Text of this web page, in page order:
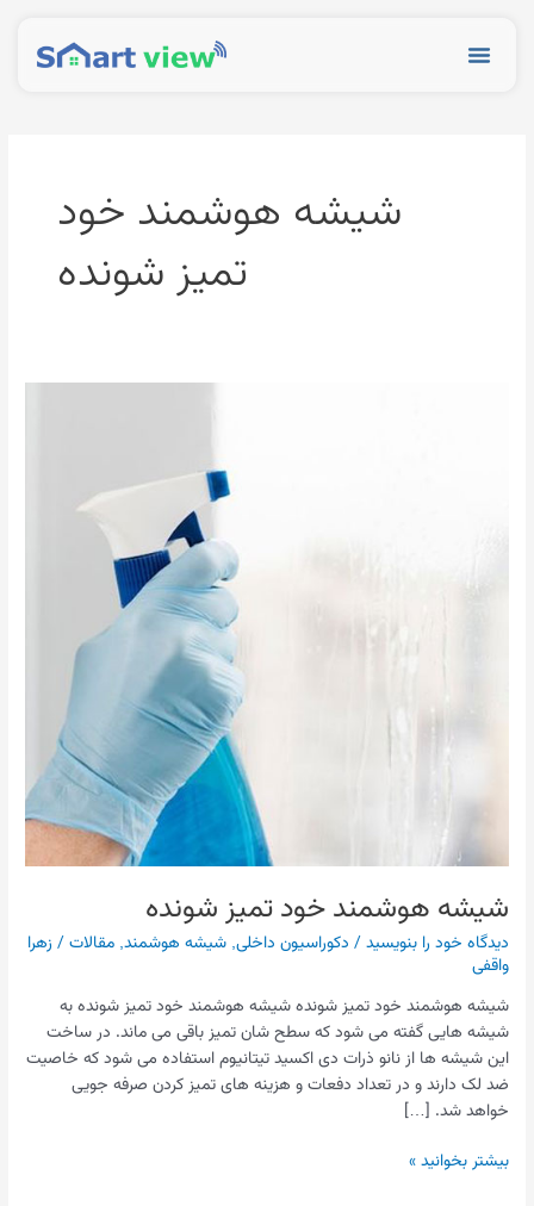
Menu
شیشه هوشمند خود
تمیز شونده
شیشه هوشمند خود تمیز شونده
دیدگاه‌ خود را بنویسید / دکوراسیون داخلی,شیشه هوشمند,مقالات / زهرا
واقفی
شیشه هوشمند خود تمیز شونده شیشه هوشمند خود تمیز شونده به
شیشه هایی گفته می شود که سطح شان تمیز باقی می ماند. در ساخت
این شیشه ها از نانو ذرات دی اکسید تیتانیوم استفاده می شود که خاصیت
ضد لک دارند و در تعداد دفعات و هزینه های تمیز کردن صرفه جویی
خواهد شد. […]
بیشتر بخوانید »